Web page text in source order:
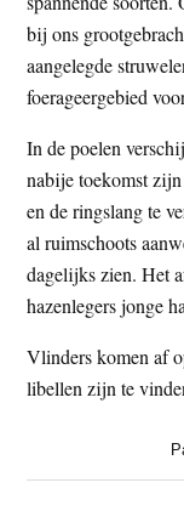
bij ons
aangelegde
foerageergebied
In de poelen
nabije toekomst zijn
en de ringslang te
al ruimschoots
dagelijks zien. Het
hazenlegers jonge
Vlinders komen af
libellen zijn te